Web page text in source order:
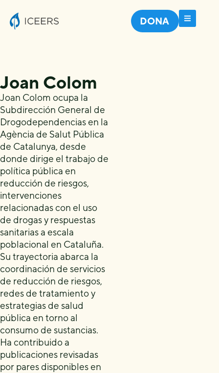
DONA
Joan Colom
Joan Colom ocupa la
Subdirección General de
Drogodependencias en la
Agència de Salut Pública
de Catalunya, desde
donde dirige el trabajo de
política pública en
reducción de riesgos,
intervenciones
relacionadas con el uso
de drogas y respuestas
sanitarias a escala
poblacional en Cataluña.
Su trayectoria abarca la
coordinación de servicios
de reducción de riesgos,
redes de tratamiento y
estrategias de salud
pública en torno al
consumo de sustancias.
Ha contribuido a
publicaciones revisadas
por pares disponibles en